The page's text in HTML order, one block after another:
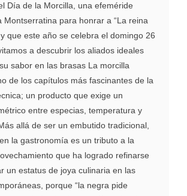
Día de la Morcilla, una efeméride
Montserratina para honrar a “La reina
que este año se celebra el domingo 26
a descubrir los aliados ideales
sabor en las brasas La morcilla
de los capítulos más fascinantes de la
un producto que exige un
entre especias, temperatura y
allá de ser un embutido tradicional,
la gastronomía es un tributo a la
que ha logrado refinarse
un estatus de joya culinaria en las
porque “la negra pide